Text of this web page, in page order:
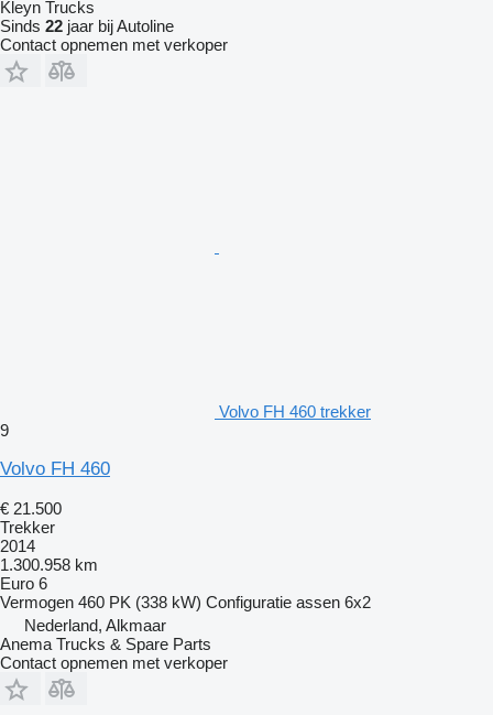
Kleyn Trucks
Sinds 22 jaar bij Autoline
Contact opnemen met verkoper
Volvo FH 460 trekker
9
Volvo FH 460
€ 21.500
Trekker
2014
1.300.958 km
Euro 6
Vermogen 460 PK (338 kW) Configuratie assen 6x2
Nederland, Alkmaar
Anema Trucks & Spare Parts
Contact opnemen met verkoper